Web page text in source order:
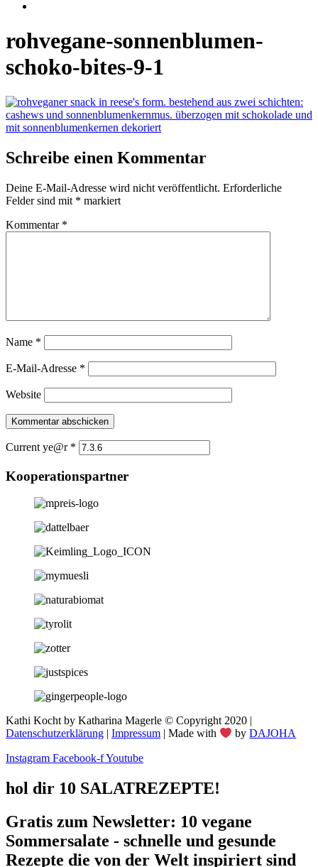
rohvegane-sonnenblumen-
schoko-bites-9-1
Schreibe einen Kommentar
Deine E-Mail-Adresse wird nicht veröffentlicht. Erforderliche
Felder sind mit * markiert
Kommentar *
Name *
E-Mail-Adresse *
Website
Current ye@r *
Kooperationspartner
Kathi Kocht by Katharina Magerle © Copyright 2020 |
Datenschutzerklärung
Impressum | Made with byDAJOHA
Instagram Facebook-fYoutube
hol dir 10 SALATREZEPTE!
Gratis zum Newsletter: 10 vegane
Sommersalate - schnelle und gesunde
Rezepte die von der Welt inspiriert sind